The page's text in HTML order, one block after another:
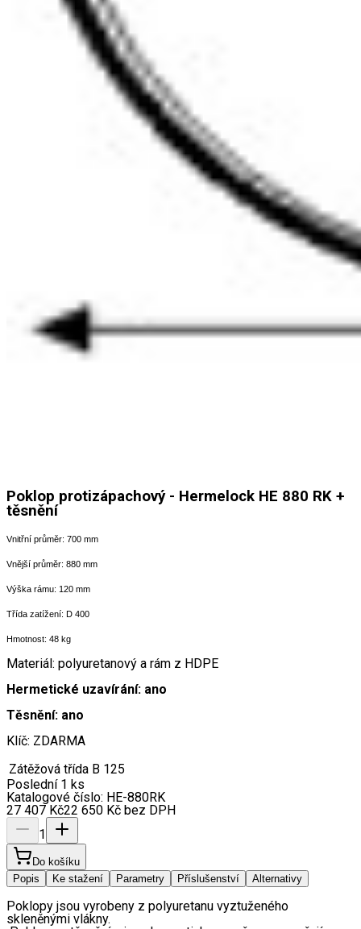
Poklop protizápachový - Hermelock HE 880 RK +
těsnění
Vnitřní průměr: 700 mm
Vnější průměr: 880 mm
Výška rámu: 120 mm
Třída zatížení: D 400
Hmotnost: 48 kg
Materiál: polyuretanový a rám z HDPE
Hermetické uzavírání: ano
Těsnění: ano
Klíč: ZDARMA
Zátěžová třída B 125
Poslední 1 ks
Katalogové číslo: HE-880RK
27 407 Kč22 650 Kč bez DPH
1
Do košíku
Popis
Ke stažení Parametry Příslušenství Alternativy
Poklopy jsou vyrobeny z polyuretanu vyztuženého
skleněnými vlákny.